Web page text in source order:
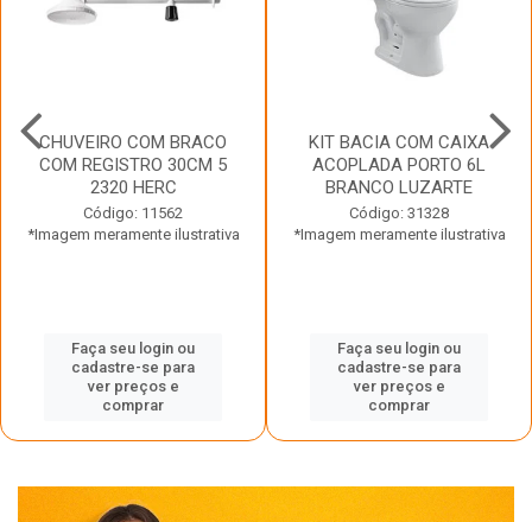
CHUVEIRO COM BRACO
COM REGISTRO 30CM 5
2320 HERC
Código: 11562
*Imagem meramente ilustrativa
Faça seu login ou
cadastre-se para
ver preços e
comprar
KIT BACIA COM CAIXA
ACOPLADA PORTO 6L
BRANCO LUZARTE
Código: 31328
*Imagem meramente ilustrativa
Faça seu login ou
cadastre-se para
ver preços e
comprar